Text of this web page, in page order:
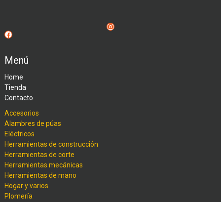
Instagram
Facebook
Menú
Home
Tienda
Contacto
Accesorios
Alambres de púas
Eléctricos
Herramientas de construcción
Herramientas de corte
Herramientas mecánicas
Herramientas de mano
Hogar y varios
Plomería